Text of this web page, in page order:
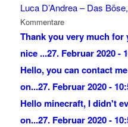
Luca D’Andrea – Das
Kommentare
Thank you very much for
nice ...27. Februar 2020 -
Hello, you can contact
on...27. Februar 2020 -
Hello minecraft, I didn't
on...27. Februar 2020 -